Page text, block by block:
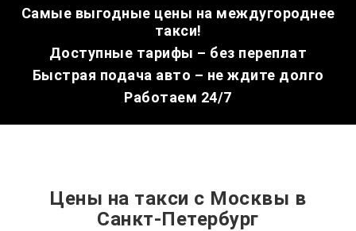
Самые выгодные цены на междугороднее
такси!
Доступные тарифы – без переплат
Быстрая подача авто – не ждите долго
Работаем 24/7
Цены на такси с Москвы в
Санкт-Петербург